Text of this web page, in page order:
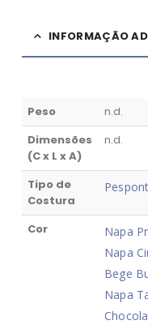
INFORMAÇÃO
Peso
n.d.
Dimensões
(C x L x A)
n.d.
Tipo de
Costura
Cor Napa
Napa
Bege
Napa